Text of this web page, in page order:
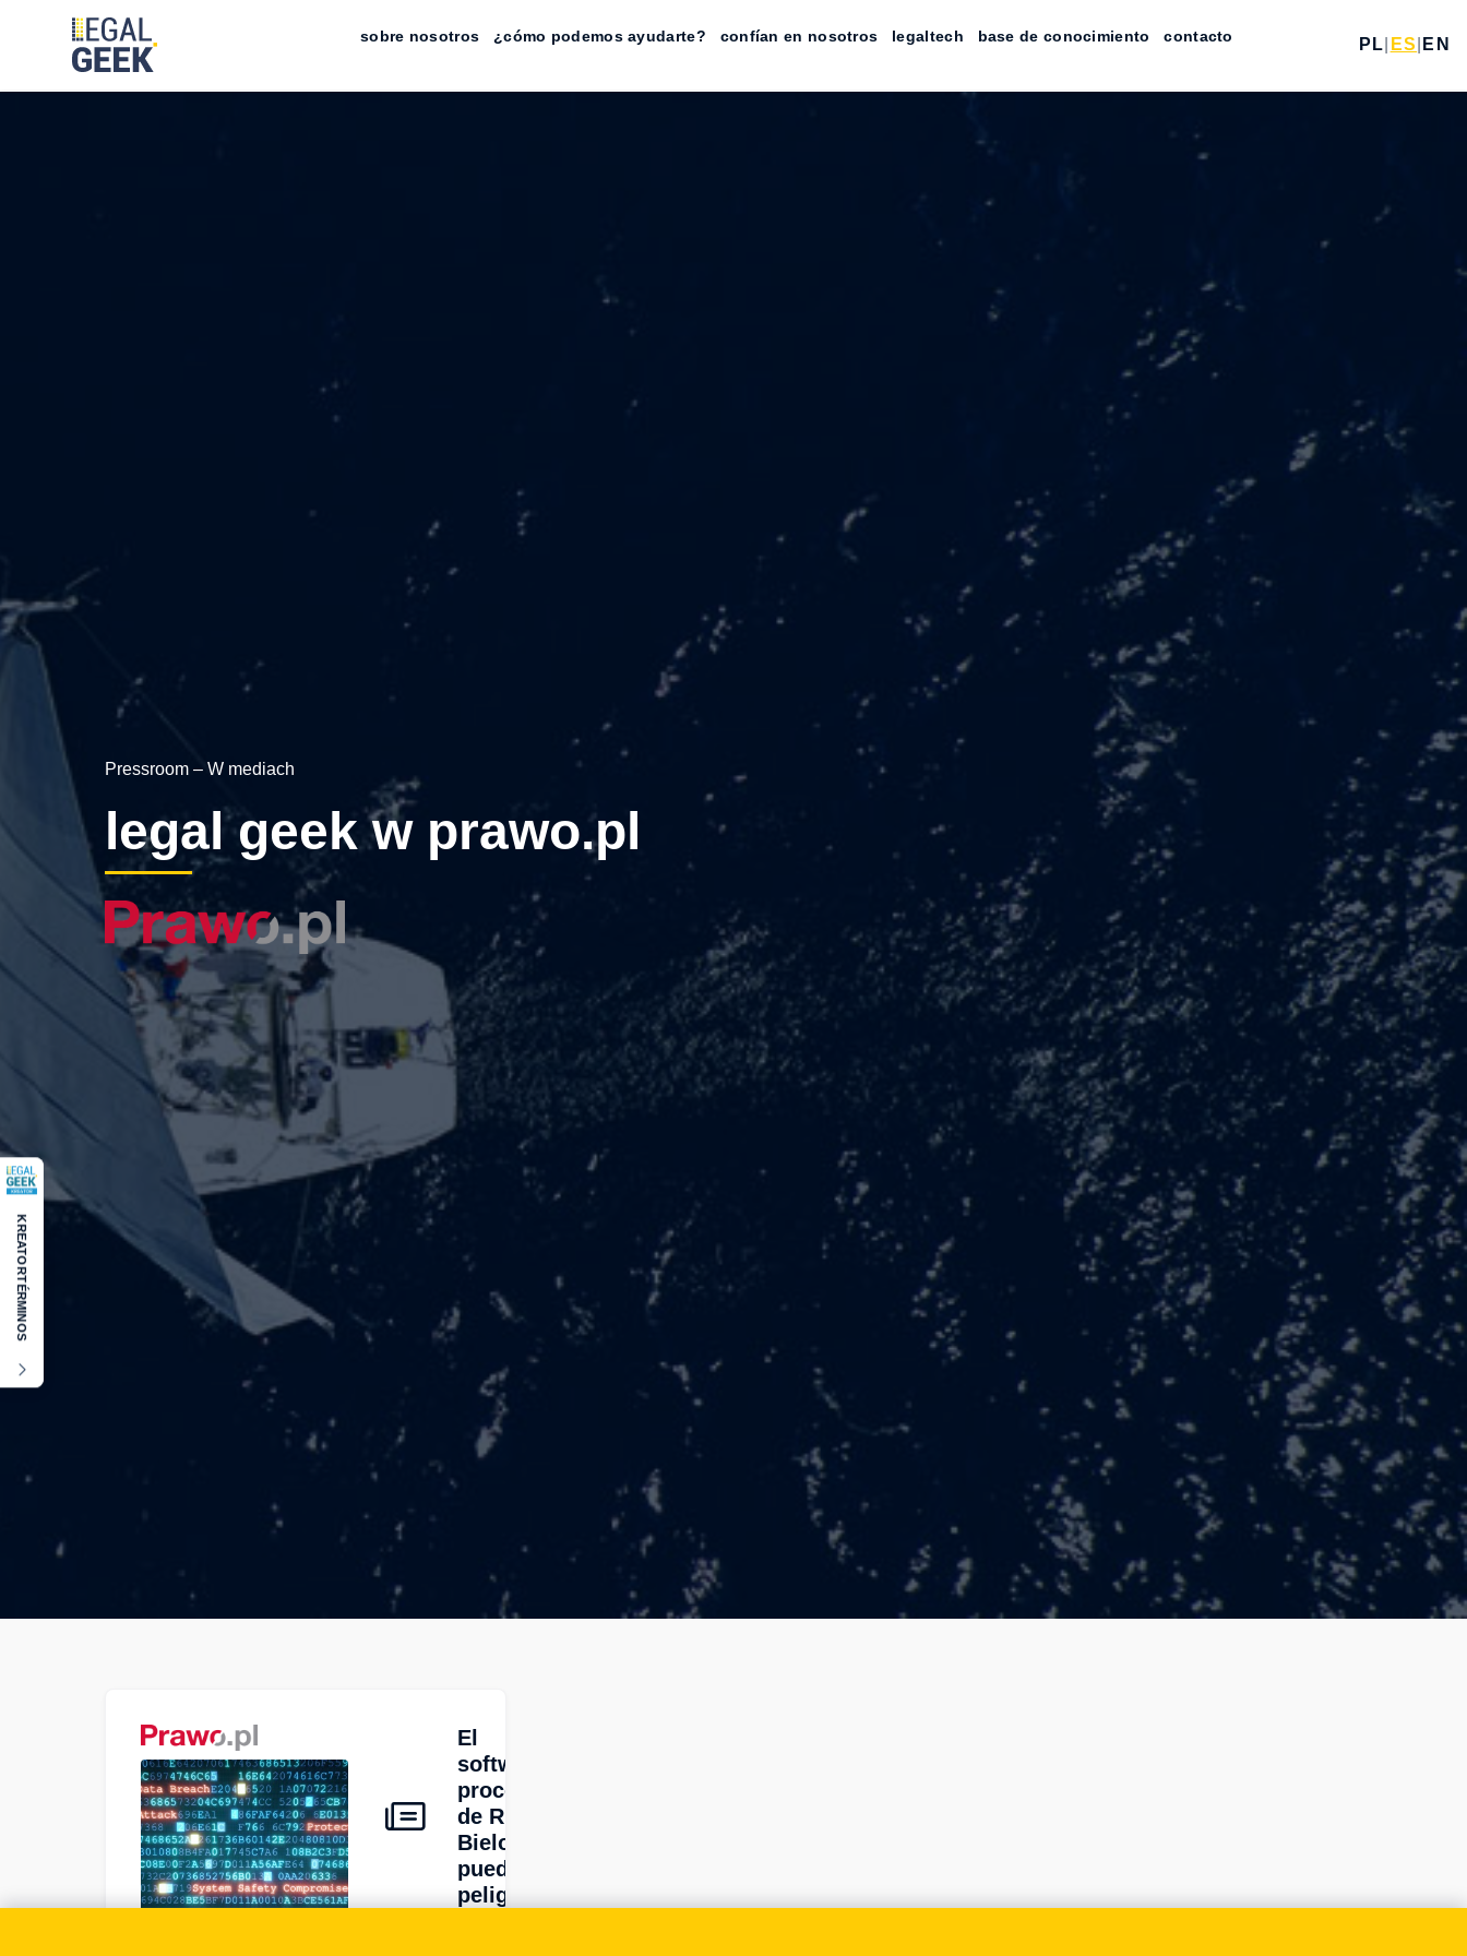
sobre nosotros ¿cómo podemos ayudarte? confían en nosotros legaltech base de conocimiento contacto PL ES EN
Pressroom – W mediach
legal geek w prawo.pl
El
software
procedente
de Rusia y
Bielorrusia
puede ser
peligroso
KREATOR
TÉRMINOS